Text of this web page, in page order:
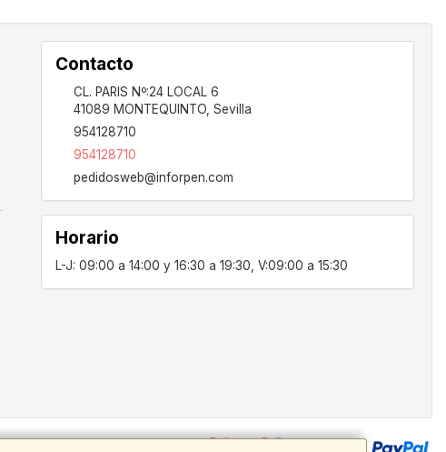
Contacto
CL. PARIS Nº:24 LOCAL 6
41089 MONTEQUINTO, Sevilla
954128710
954128710
pedidosweb@inforpen.com
Horario
L-J: 09:00 a 14:00 y 16:30 a 19:30, V:09:00 a 15:30